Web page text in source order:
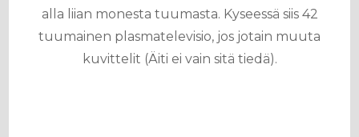
alla liian monesta tuumasta. Kyseessä siis 42
tuumainen plasmatelevisio, jos jotain muuta
kuvittelit (Äiti ei vain sitä tiedä).